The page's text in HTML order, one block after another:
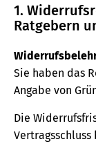
1.
Ratgebern
Sie haben das
Angabe von
Die
Vertragsschluss